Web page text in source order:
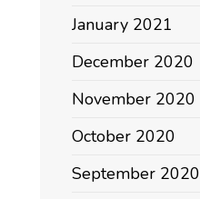
January 2021
December 2020
November 2020
October 2020
September 2020